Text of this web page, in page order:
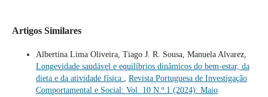
Artigos Similares
Albertina Lima Oliveira, Tiago J. R. Sousa, Manuela Alvarez,
Longevidade saudável e equilíbrios dinâmicos do bem-estar, da
dieta e da atividade física , Revista Portuguesa de Investigação
Comportamental e Social: Vol. 10 N.º 1 (2024): Maio